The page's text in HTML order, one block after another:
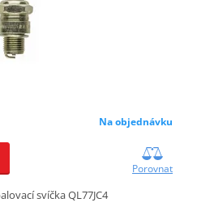
Na objednávku
Porovnat
svíčka QL77JC4